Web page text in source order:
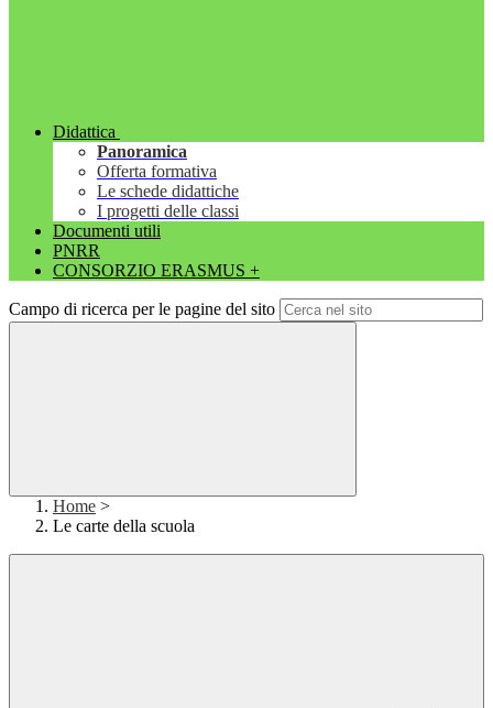
Didattica
Panoramica
Offerta formativa
Le schede didattiche
I progetti delle classi
Documenti utili
PNRR
CONSORZIO ERASMUS +
Campo di ricerca per le pagine del sito
Home >
Le carte della scuola